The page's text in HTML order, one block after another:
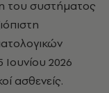
του συστήματος
2026
ασθενείς.